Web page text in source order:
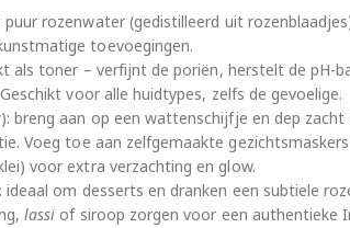
puur rozenwater (gedistilleerd uit
toevoegingen.
als toner – verfijnt de poriën, herstelt de pH-
voor alle huidtypes, zelfs de gevoelige.
breng aan op een wattenschijfje en dep
Voeg toe aan zelfgemaakte
voor extra verzachting en glow.
ideaal om desserts en dranken een subtiele
lassi of siroop zorgen voor een authentieke